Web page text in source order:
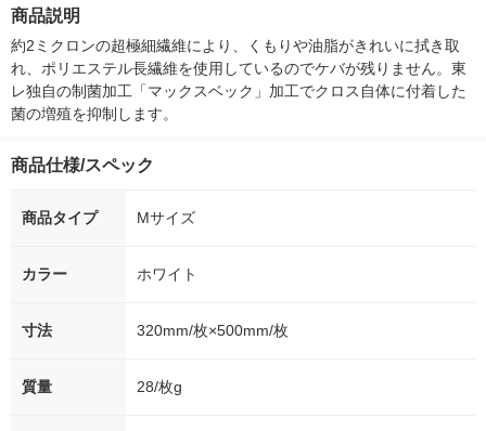
商品説明
約2ミクロンの超極細繊維により、くもりや油脂がきれいに拭き取
れ、ポリエステル長繊維を使用しているのでケバが残りません。東
レ独自の制菌加工「マックスベック」加工でクロス自体に付着した
菌の増殖を抑制します。
商品仕様/スペック
商品タイプ Mサイズ
カラー ホワイト
寸法 320mm/枚×500mm/枚
質量 28/枚g